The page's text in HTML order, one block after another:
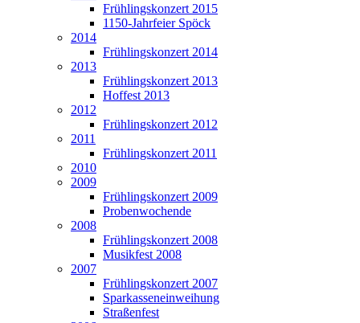
Frühlingskonzert 2015
1150-Jahrfeier Spöck
2014
Frühlingskonzert 2014
2013
Frühlingskonzert 2013
Hoffest 2013
2012
Frühlingskonzert 2012
2011
Frühlingskonzert 2011
2010
2009
Frühlingskonzert 2009
Probenwochende
2008
Frühlingskonzert 2008
Musikfest 2008
2007
Frühlingskonzert 2007
Sparkasseneinweihung
Straßenfest